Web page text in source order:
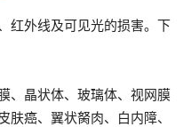
红外线及可见光的损害。下
晶状体、玻璃体、视网膜
肤癌、翼状胬肉、白内障、